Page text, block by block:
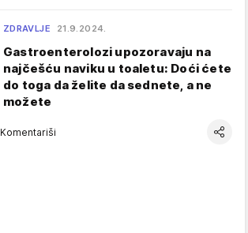
ZDRAVLJE 21.9.2024.
Gastroenterolozi upozoravaju na
najčešću naviku u toaletu: Doći ćete
do toga da želite da sednete, a ne
možete
Komentariši